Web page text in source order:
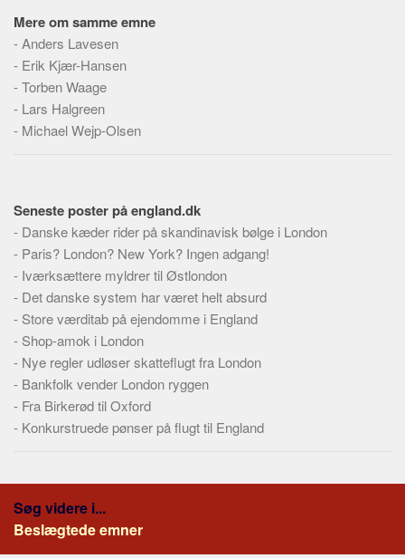
Mere om samme emne
-Anders Lavesen
- Erik Kjær-Hansen
-Torben Waage
- Lars Halgreen
- Michael Wejp-Olsen
Seneste poster på england.dk
- Danske kæder rider på skandinavisk bølge i London
- Paris? London? New York? Ingen adgang!
- Iværksættere myldrer til Østlondon
- Det danske system har været helt absurd
- Store værditab på ejendomme i England
- Shop-amok i London
- Nye regler udløser skatteflugt fra London
- Bankfolk vender London ryggen
- Fra Birkerød til Oxford
- Konkurstruede pønser på flugt til England
Søg videre i...
Beslægtede emner